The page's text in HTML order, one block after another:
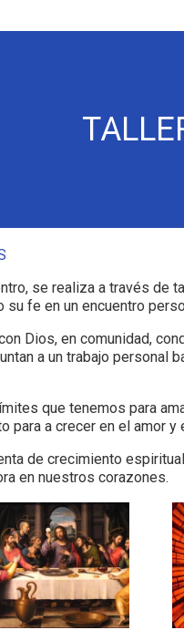
se realiza a través de
fe en un encuentro
Dios, en comunidad,
a un trabajo personal
que tenemos para
para a crecer en el amor
de crecimiento
en nuestros corazones.